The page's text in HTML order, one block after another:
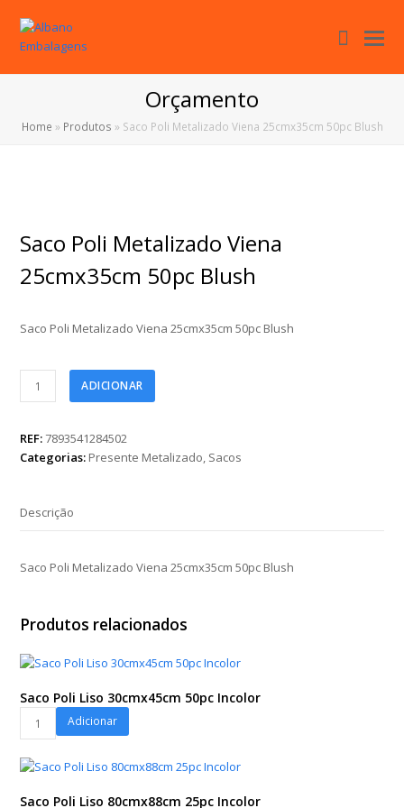
Cart
Orçamento
Home » Produtos » Saco Poli Metalizado Viena 25cmx35cm 50pc Blush
Saco Poli Metalizado Viena
25cmx35cm 50pc Blush
Saco Poli Metalizado Viena 25cmx35cm 50pc Blush
Viena
25cmx35cm
quantidade
ADICIONAR
REF:7893541284502
Categorias: Presente Metalizado, Sacos
Descrição
Saco Poli Metalizado Viena 25cmx35cm 50pc Blush
Produtos relacionados
Saco Poli Liso 30cmx45cm 50pc Incolor
30cmx45cm
Adicionar
Saco Poli Liso 80cmx88cm 25pc Incolor